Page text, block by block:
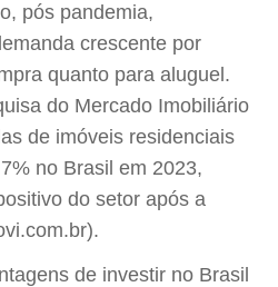
pós pandemia,
crescente por
quanto para aluguel.
do Mercado Imobiliário
de imóveis residenciais
no Brasil em 2023,
do setor após a
de investir no Brasil